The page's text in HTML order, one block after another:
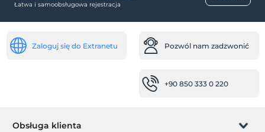
Rynek
Lekarz (serwis zewnętrzny)
Usługi recepcji
Łatwa i samoobsługowa rejestracja
Zaloguj się do Extranetu Pozwól nam zadzwonić
+90 850 333 0 220
Obsługa klienta